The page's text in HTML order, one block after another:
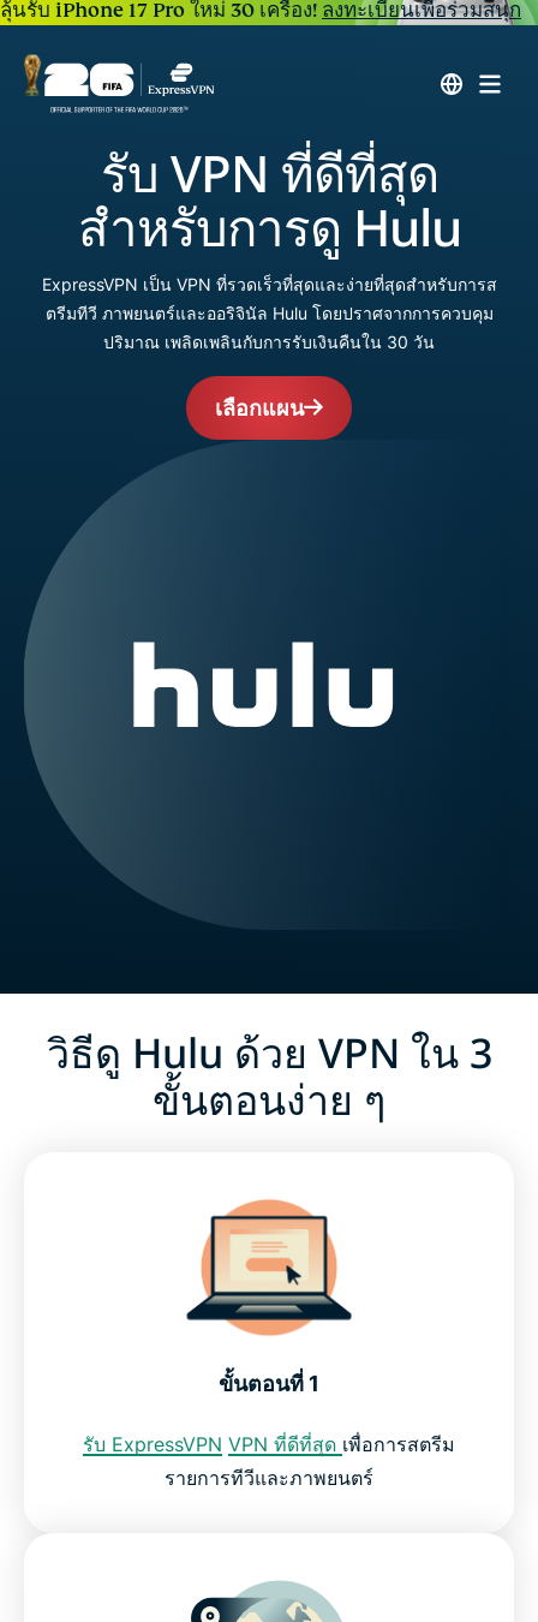
ลุ้นรับ iPhone 17 Pro ใหม่ 30 เครื่อง! ลงทะเบียนเพื่อร่วมสนุก
รับ VPN ที่ดีที่สุด
สำหรับการดู Hulu
ExpressVPN เป็น VPN ที่รวดเร็วที่สุดและง่ายที่สุดสำหรับการส
ตรีมทีวี ภาพยนตร์และออริจินัล Hulu โดยปราศจากการควบคุม
ปริมาณ เพลิดเพลินกับการรับเงินคืนใน 30 วัน
เลือกแผน
วิธีดู Hulu ด้วย VPN ใน 3
ขั้นตอนง่าย ๆ
ขั้นตอนที่ 1
รับ ExpressVPN VPN ที่ดีที่สุด เพื่อการสตรีม
รายการทีวีและภาพยนตร์